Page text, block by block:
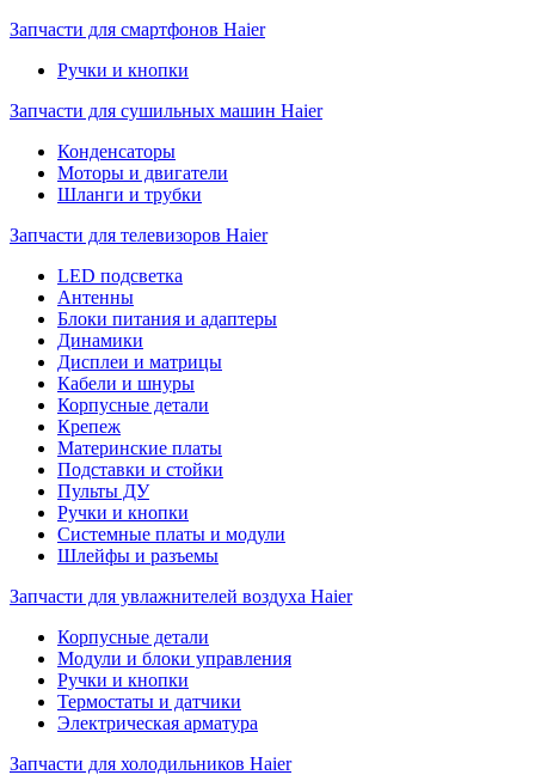
Запчасти для смартфонов Haier
Ручки и кнопки
Запчасти для сушильных машин Haier
Конденсаторы
Моторы и двигатели
Шланги и трубки
Запчасти для телевизоров Haier
LED подсветка
Антенны
Блоки питания и адаптеры
Динамики
Дисплеи и матрицы
Кабели и шнуры
Корпусные детали
Крепеж
Материнские платы
Подставки и стойки
Пульты ДУ
Ручки и кнопки
Системные платы и модули
Шлейфы и разъемы
Запчасти для увлажнителей воздуха Haier
Корпусные детали
Модули и блоки управления
Ручки и кнопки
Термостаты и датчики
Электрическая арматура
Запчасти для холодильников Haier